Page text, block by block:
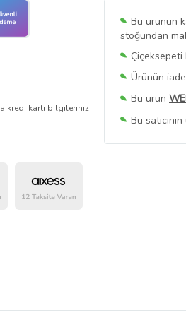
Bu ürünün
stoğundan
Çiçeksepeti
Ürünün
Bu ürün
Bu
Bu Satıcının
kredi kartı bilgileriniz